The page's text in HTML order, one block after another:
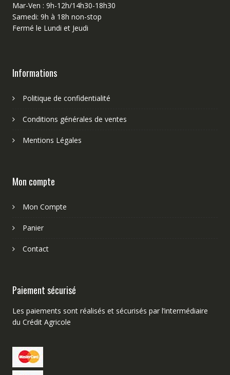
Mar-Ven : 9h-12h/14h30-18h30
Samedi: 9h à 18h non-stop
Fermé le Lundi et Jeudi
Informations
Politique de confidentialité
Conditions générales de ventes
Mentions Légales
Mon compte
Mon Compte
Panier
Contact
Paiement sécurisé
Les paiements sont réalisés et sécurisés par l’intermédiaire
du Crédit Agricole